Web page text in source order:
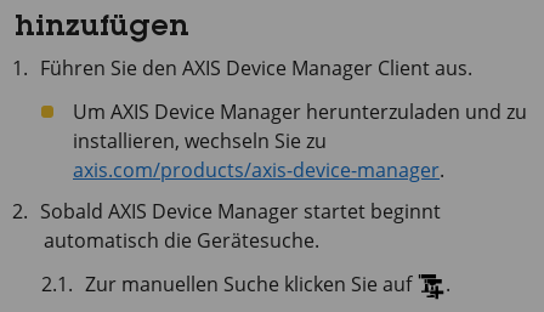
hinzufügen
Führen Sie denAXIS Device Manager Clientaus.
Um AXIS Device Manager herunterzuladen und zu
installieren, wechseln Sie zu
axis.com/products/axis-device-manager.
Sobald AXIS Device Manager startet beginnt
automatisch die Gerätesuche.
Zur manuellen Suche klicken Sie auf
.